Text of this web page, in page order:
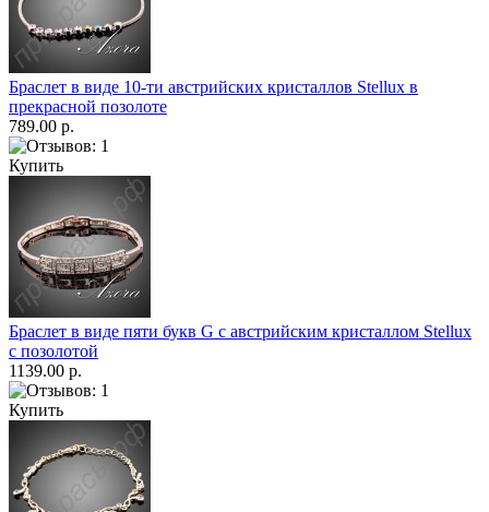
Браслет в виде 10-ти австрийских кристаллов Stellux в
прекрасной позолоте
789.00 р.
Купить
Браслет в виде пяти букв G с австрийским кристаллом Stellux
с позолотой
1139.00 р.
Купить